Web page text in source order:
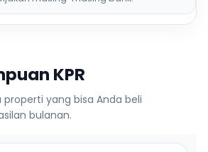
KPR
yang bisa Anda beli
bulanan.